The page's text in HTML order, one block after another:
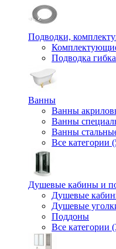
Подводки,
Подводка
Ванны
Ванны
Ванны
Ванны
Все категории
Душевые кабины и
Душевые
Душевые
Поддоны
Все категории